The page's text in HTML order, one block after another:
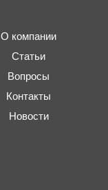
О компании
Статьи
Вопросы
Контакты
Новости